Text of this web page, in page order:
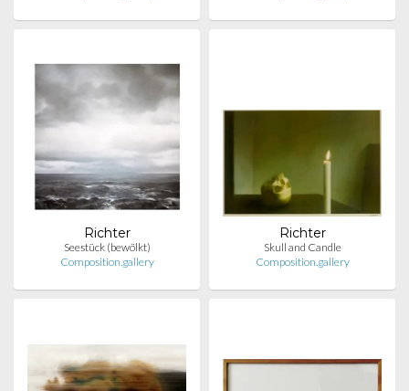
Richter
Seestück (bewölkt)
Composition.gallery
Richter
Skull and Candle
Composition.gallery